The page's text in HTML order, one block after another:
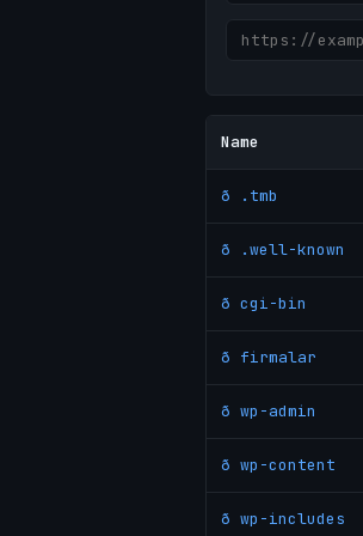
Name
ð .tmb
ð .well-known
ð cgi-bin
ð firmalar
ð wp-admin
ð wp-content
ð wp-includes